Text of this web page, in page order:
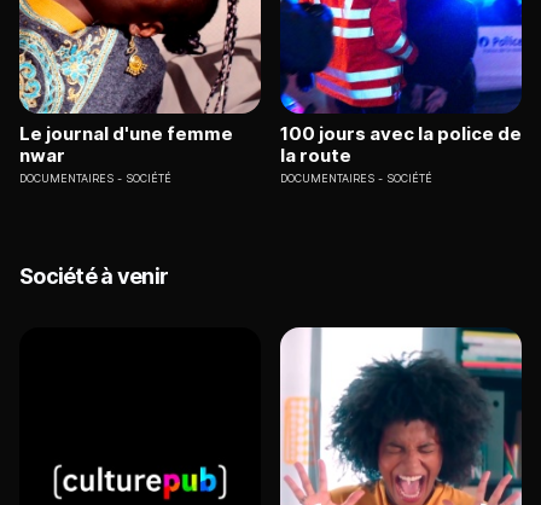
Le journal d'une femme
nwar
DOCUMENTAIRES SOCIÉTÉ
100 jours avec la police de
la route
DOCUMENTAIRES SOCIÉTÉ
Société à venir